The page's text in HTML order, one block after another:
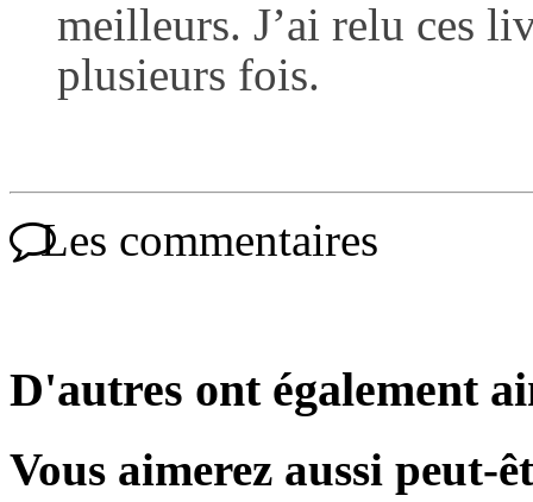
meilleurs. J’ai relu ces
plusieurs fois.
Les commentaires
D'autres ont également
Vous aimerez aussi peut-